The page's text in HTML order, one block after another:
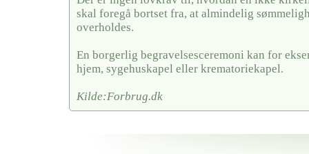
skal foregå bortset fra, at almindelig
overholdes.
En borgerlig begravelsesceremoni kan for
hjem, sygehuskapel eller krematoriekapel.
Kilde:Forbrug.dk